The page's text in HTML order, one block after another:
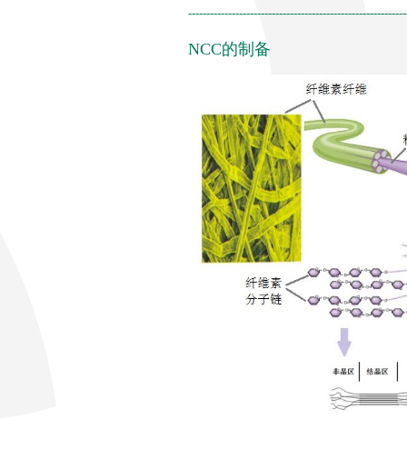
NCC的制备